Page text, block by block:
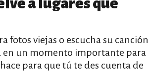
a lugares que
fotos viejas o escucha su canción
en un momento importante para
para que tú te des cuenta de